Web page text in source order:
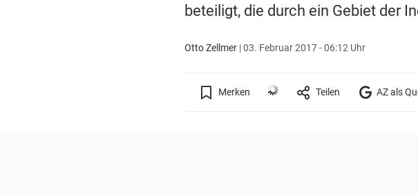
beteiligt, die durch ein Gebiet der
Otto Zellmer|03. Februar 2017 - 06:12 Uhr
Merken Teilen AZ als